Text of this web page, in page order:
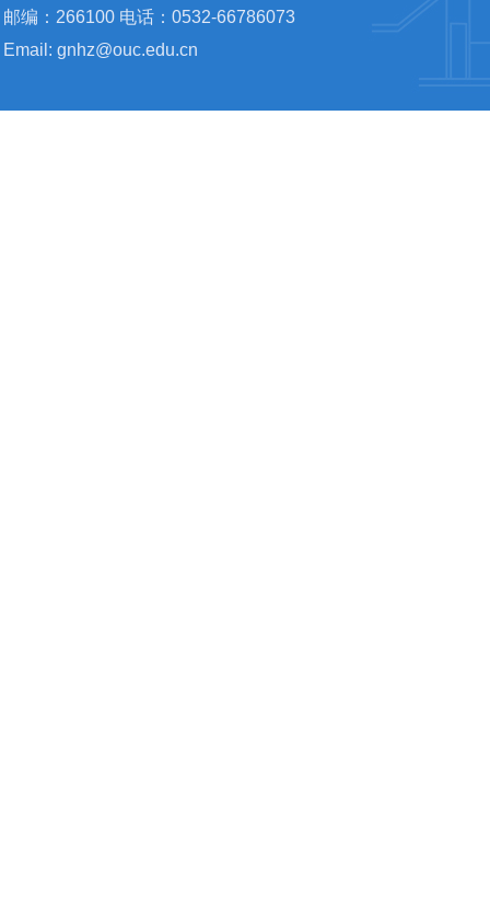
邮编：266100 电话：0532-66786073
Email: gnhz@ouc.edu.cn